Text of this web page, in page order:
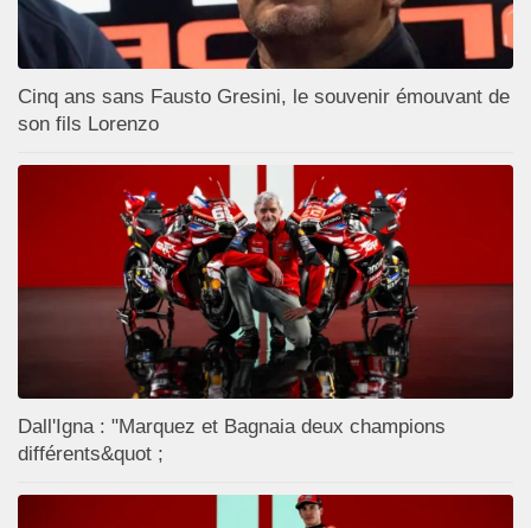
Cinq ans sans Fausto Gresini, le souvenir émouvant de
son fils Lorenzo
Dall'Igna : "Marquez et Bagnaia deux champions
différents&quot ;